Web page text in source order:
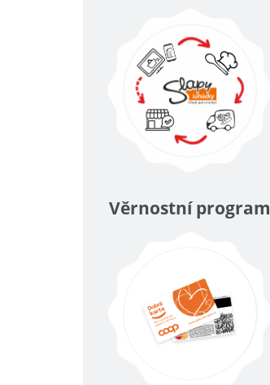
Věrnostní program